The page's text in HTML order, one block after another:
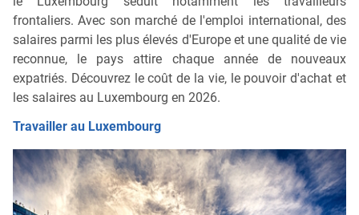
frontaliers. Avec son marché de l'emploi international, des
salaires parmi les plus élevés d'Europe et une qualité de vie
reconnue, le pays attire chaque année de nouveaux
expatriés. Découvrez le coût de la vie, le pouvoir d'achat et
les salaires au Luxembourg en 2026.
Travailler au Luxembourg